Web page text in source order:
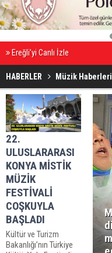
Ereğli’yi Canlı İzle
HABERLER Müzik Haberleri
22.
ULUSLARARASI
KONYA MİSTİK
MÜZİK
FESTİVALİ
COŞKUYLA
BAŞLADI
Kültür ve Turizm
Bakanlığı’nın Türkiye